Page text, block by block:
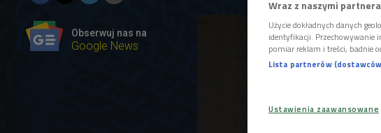
Obserwuj nas na
Google News
Wraz z naszymi
Użycie dokładnych danych
identyfikacji. Przechowywanie
pomiar reklam i treści, badnie
Lista partnerów
Ustawienia zaawansowane